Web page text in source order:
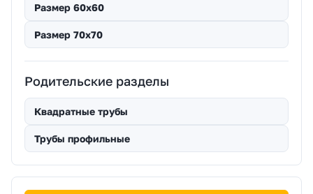
Размер 60х60
Размер 70х70
Родительские разделы
Квадратные трубы
Трубы профильные